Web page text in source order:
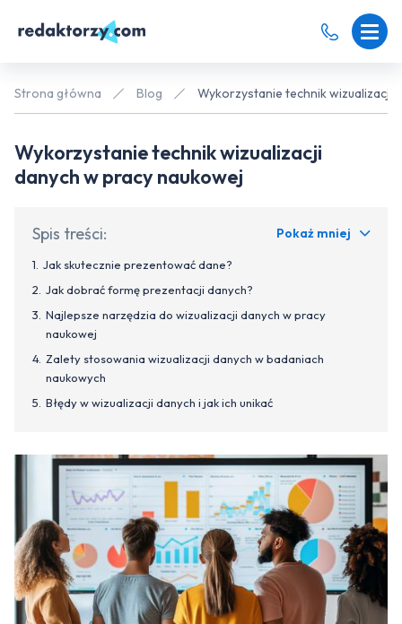
Strona główna Blog Wykorzystanie technik wizualizacji
Wykorzystanie technik wizualizacji
danych w pracy naukowej
Spis treści: Pokaż mniej
Jak skutecznie prezentować dane?
Jak dobrać formę prezentacji danych?
Najlepsze narzędzia do wizualizacji danych w pracy
naukowej
Zalety stosowania wizualizacji danych w badaniach
naukowych
Błędy w wizualizacji danych i jak ich unikać